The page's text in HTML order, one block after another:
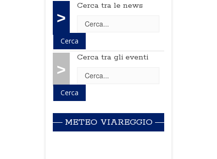
>
Cerca tra le news
>
Cerca tra gli eventi
METEO VIAREGGIO